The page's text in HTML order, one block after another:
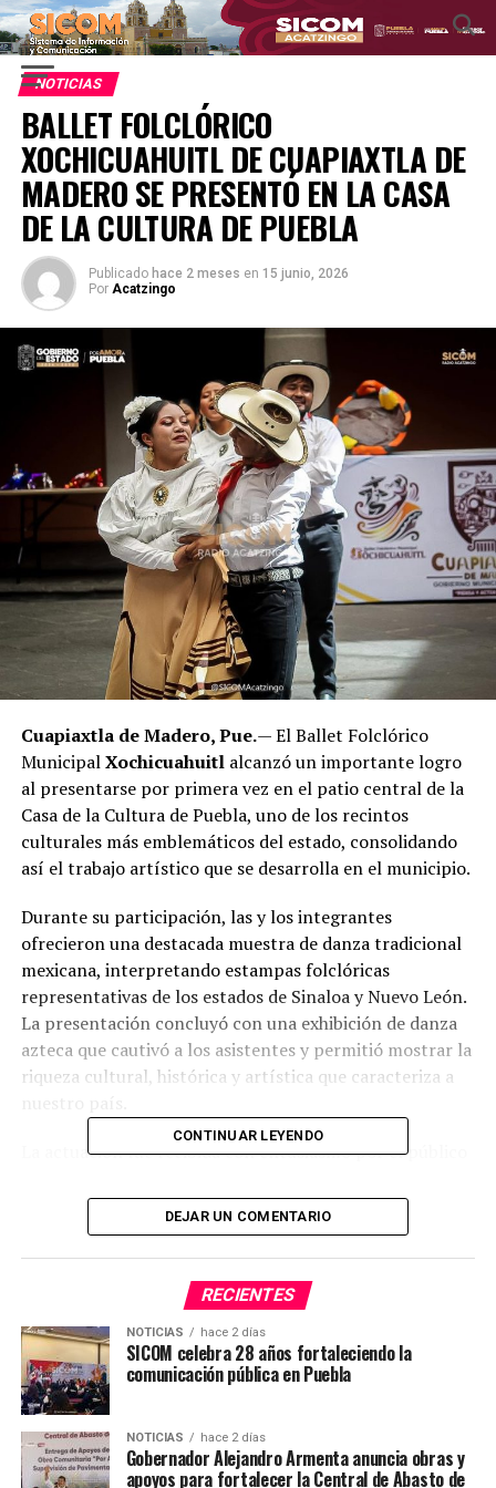
NOTICIAS
BALLET FOLCLÓRICO
XOCHICUAHUITL DE CUAPIAXTLA DE
MADERO SE PRESENTÓ EN LA CASA
DE LA CULTURA DE PUEBLA
Publicado hace 2 meses en 15 junio, 2026
Por Acatzingo
Cuapiaxtla de Madero, Pue.— El Ballet Folclórico
MunicipalXochicuahuitlalcanzó un importante logro
al presentarse por primera vez en el patio central de la
Casa de la Cultura de Puebla, uno de los recintos
culturales más emblemáticos del estado, consolidando
así el trabajo artístico que se desarrolla en el municipio.
Durante su participación, las y los integrantes
ofrecieron una destacada muestra de danza tradicional
mexicana, interpretando estampas folclóricas
representativas de los estados de Sinaloa y Nuevo León.
La presentación concluyó con una exhibición de danza
azteca que cautivó a los asistentes y permitió mostrar la
riqueza cultural, histórica y artística que caracteriza a
La actuación fue recibida con entusiasmo por el público
compromiso de las y los bailarines, quienes
representaron con orgullo a Cuapiaxtla de Madero en
un escenario de gran relevancia cultural.
CONTINUAR LEYENDO
DEJAR UN COMENTARIO
RECIENTES
NOTICIAS hace 2 días
SICOM celebra 28 años fortaleciendo la
comunicación pública en Puebla
NOTICIAS hace 2 días
Gobernador Alejandro Armenta anuncia obras y
apoyos para fortalecer la Central de Abasto de